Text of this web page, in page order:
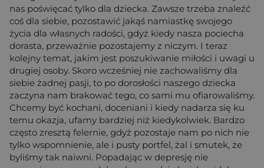
nas poświęcać tylko dla dziecka. Zawsze trzeba znaleźć
coś dla siebie, pozostawić jakąś namiastkę swojego
życia dla własnych radości, gdyż kiedy nasza pociecha
dorasta, przeważnie pozostajemy z niczym. I teraz
kolejny temat, jakim jest poszukiwanie miłości i uwagi u
drugiej osoby. Skoro wcześniej nie zachowaliśmy dla
siebie żadnej pasji, to po dorosłości naszego dziecka
zaczyna nam brakować tego, co sami mu ofiarowaliśmy.
Chcemy być kochani, doceniani i kiedy nadarza się ku
temu okazja, ufamy bardziej niż kiedykolwiek. Bardzo
często zresztą felernie, gdyż pozostaje nam po nich nie
tylko wspomnienie, ale i pusty portfel, żal i smutek, że
byliśmy tak naiwni. Popadając w depresję nie